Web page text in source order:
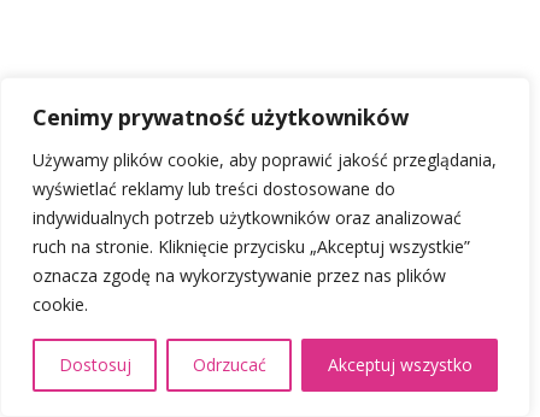
Cenimy prywatność użytkowników
Używamy plików cookie, aby poprawić jakość przeglądania,
wyświetlać reklamy lub treści dostosowane do
indywidualnych potrzeb użytkowników oraz analizować
ruch na stronie. Kliknięcie przycisku „Akceptuj wszystkie”
oznacza zgodę na wykorzystywanie przez nas plików
cookie.
Dostosuj Odrzucać Akceptuj wszystko